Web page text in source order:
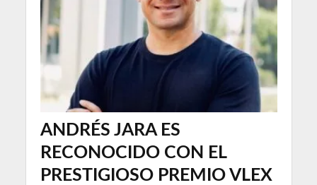
ANDRÉS JARA ES
RECONOCIDO CON EL
PRESTIGIOSO PREMIO VLEX